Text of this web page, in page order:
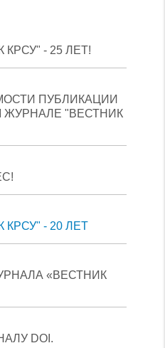
- 25 ЛЕТ!
ПУБЛИКАЦИИ
ЖУРНАЛЕ "ВЕСТНИК
- 20 ЛЕТ
«ВЕСТНИК
DOI.